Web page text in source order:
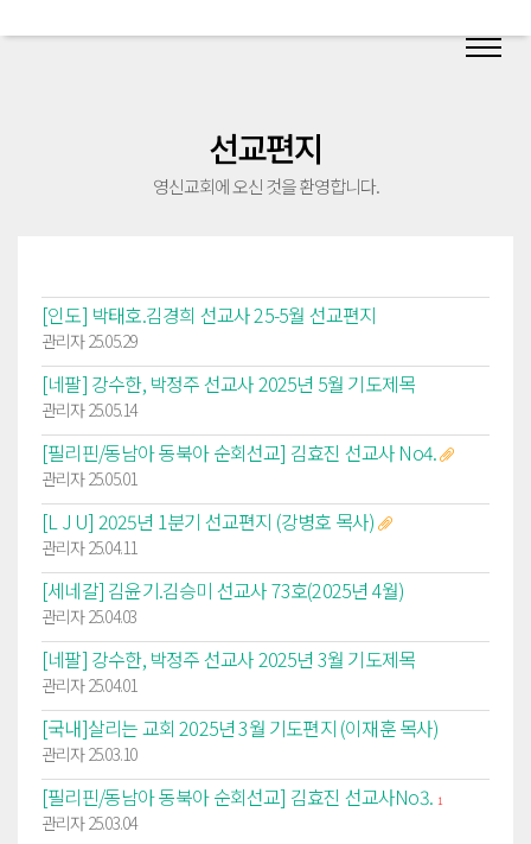
선교편지
영신교회에 오신 것을 환영합니다.
[인도] 박태호.김경희 선교사 25-5월 선교편지
관리자 25.05.29
[네팔] 강수한, 박정주 선교사 2025년 5월 기도제목
관리자 25.05.14
[필리핀/동남아 동북아 순회선교] 김효진 선교사 No4.
관리자 25.05.01
[L J U] 2025년 1분기 선교편지 (강병호 목사)
관리자 25.04.11
[세네갈] 김윤기.김승미 선교사 73호(2025년 4월)
관리자 25.04.03
[네팔] 강수한, 박정주 선교사 2025년 3월 기도제목
관리자 25.04.01
[국내]살리는 교회 2025년 3월 기도편지 (이재훈 목사)
관리자 25.03.10
[필리핀/동남아 동북아 순회선교] 김효진 선교사No3. 1
관리자 25.03.04